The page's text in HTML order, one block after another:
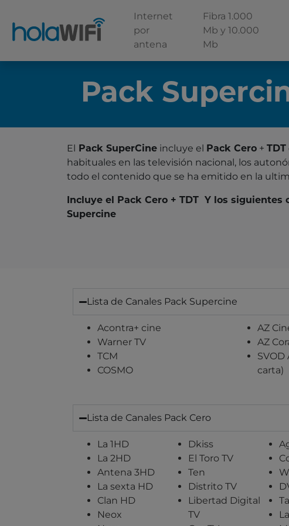
Internet
por
antena
Fibra 1.000
Mb y 10.000
Mb
Pack
La tarifa
El Pack SuperCine incluye el Pack Cero + TDT
habituales en las televisión nacional, los
todo el contenido que se ha emitido en la
Incluye el Pack Cero + TDT Y los siguientes
Supercine
Lista de Canales Pack Supercine
Acontra+ cine
Warner TV
TCM
COSMO
AZ
AZ
SVOD
carta)
Lista de Canales Pack Cero
La 1HD
La 2HD
Antena 3HD
La sexta HD
Clan HD
Neox
Dkiss
El Toro TV
Ten
Distrito TV
Libertad Digital
TV